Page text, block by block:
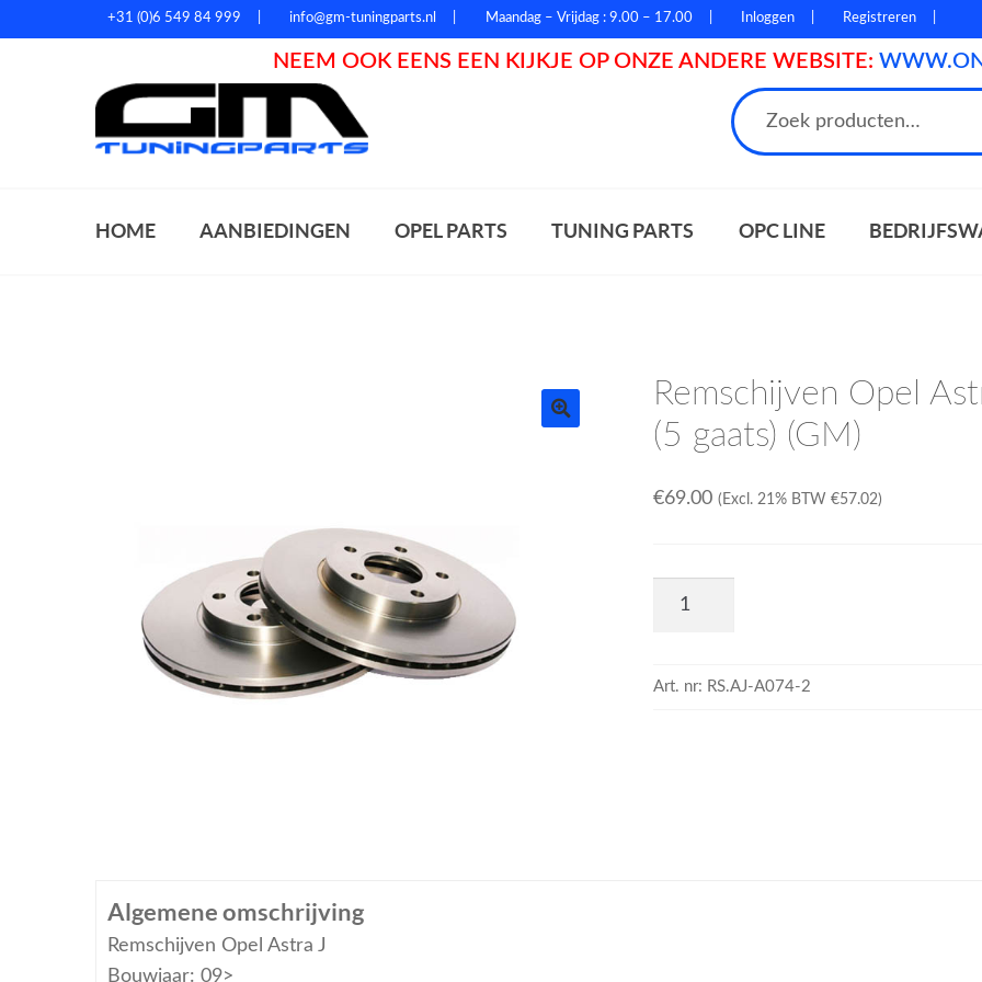
+31 (0)6 549 84 999 info@gm-tuningparts.nl Maandag – Vrijdag : 9.00 – 17.00 Inloggen Registreren
NEEM OOK EENS EEN KIJKJE OP ONZE ANDERE WEBSITE:
HOME AANBIEDINGEN OPEL PARTS TUNING PARTS OPC LINE
Remschijven Opel
(5 gaats) (GM)
€69.00 (Excl. 21% BTW €57.02)
Art. nr: RS.AJ-A074-2
Algemene omschrijving
Remschijven Opel Astra J
Bouwjaar: 09>